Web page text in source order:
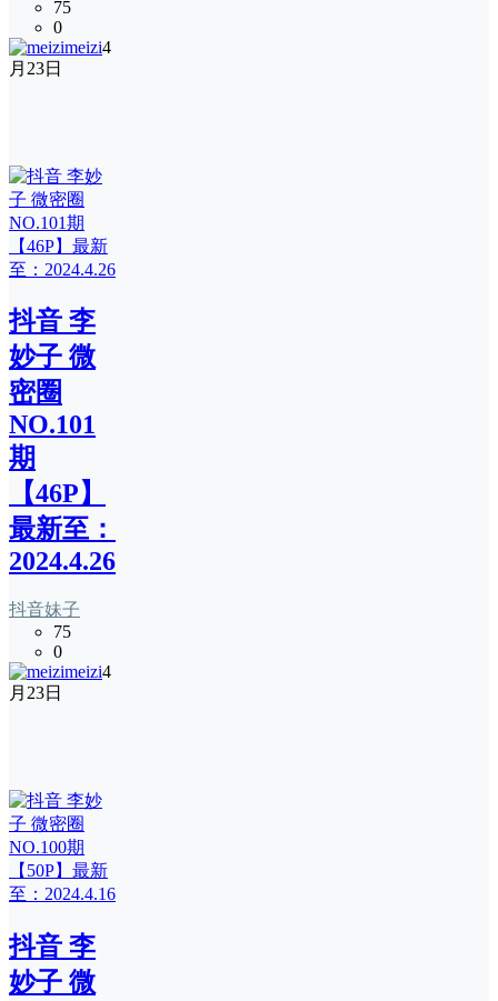
75
0
meizi4
月23日
抖音 李
妙子 微
密圈
NO.101
期
【46P】
最新至：
2024.4.26
抖音妹子
75
0
meizi4
月23日
抖音 李
妙子 微